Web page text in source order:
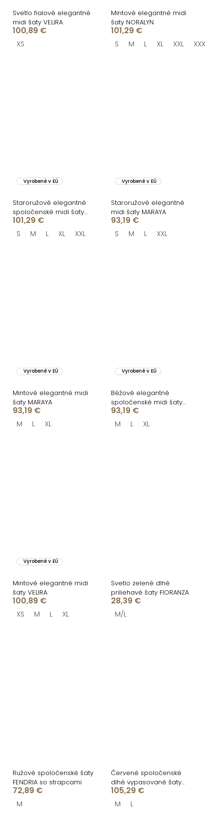
Svetlo fialové elegantné
midi šaty VELIRA
100,89 €
XS
Mintové elegantné midi
šaty NORALYN
101,29 €
S M L XL XXL XXXL
Vyrobené v EÚ
Staroružové elegantné
spoločenské midi šaty
NORALYN
101,29 €
S M L XL XXL
Vyrobené v EÚ
Staroružové elegantné
midi šaty MARAYA
93,19 €
S M L XXL
Vyrobené v EÚ
Mintové elegantné midi
šaty MARAYA
93,19 €
M L XL
Vyrobené v EÚ
Béžové elegantné
spoločenské midi šaty
MARAYA
93,19 €
M L XL
Vyrobené v EÚ
Mintové elegantné midi
šaty VELIRA
100,89 €
XS M L XL
Svetlo zelené dlhé
priliehavé šaty FIORANZA
28,39 €
M/L
Ružové spoločenské šaty
FENDRIA so strapcami
72,89 €
M
Červené spoločenské
dlhé vypasované šaty
BELSANTE s rázporkom
105,29 €
M L